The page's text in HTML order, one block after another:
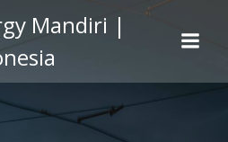
to
content
Mandiri |